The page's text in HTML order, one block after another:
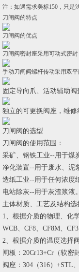
注：如遇需求美标150，只是
刀闸阀的特点
刀闸阀的优点
刀闸阀密封座采用可动式密
手动刀闸阀螺杆传动采用双
固定导向爪、活动辅助
独立的可更换阀座，维修
刀闸阀的选型
刀闸阀的使用范围：
采矿、钢铁工业--用于煤
净化装置--用于废水、泥
造纸工业--用于任何浓度
电站除灰--用于灰渣浆液
主体材质、工艺及结构选
1、根据介质的物理、化
WCB、CF8、CF8M、
2、根据介质的温度选择
闸板：20Cr13+Cr（软密
阀座：304（316）+STL